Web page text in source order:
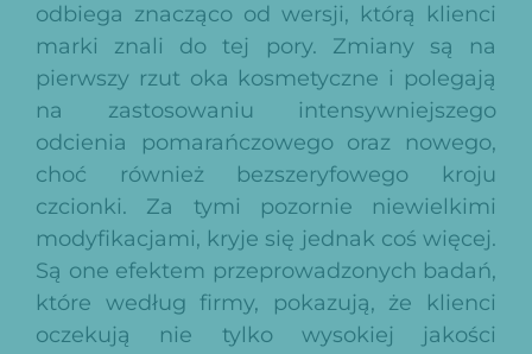
odbiega znacząco od wersji, którą klienci
marki znali do tej pory. Zmiany są na
pierwszy rzut oka kosmetyczne i polegają
na zastosowaniu intensywniejszego
odcienia pomarańczowego oraz nowego,
choć również bezszeryfowego kroju
czcionki. Za tymi pozornie niewielkimi
modyfikacjami, kryje się jednak coś więcej.
Są one efektem przeprowadzonych badań,
które według firmy, pokazują, że klienci
oczekują nie tylko wysokiej jakości